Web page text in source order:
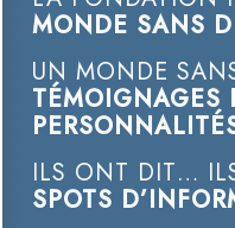
MONDE SANS
UN MONDE
TÉMOIGNAGES
ILS ONT DIT…
SPOTS